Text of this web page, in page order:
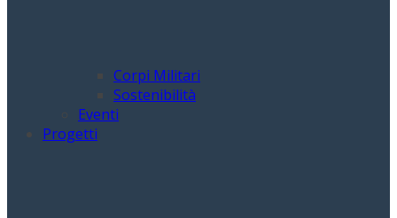
Corpi Militari
Sostenibilità
Eventi
Progetti